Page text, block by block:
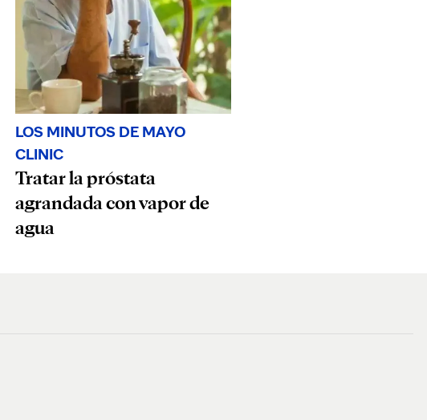
LOS MINUTOS DE MAYO
CLINIC
Tratar la próstata
agrandada con vapor de
agua